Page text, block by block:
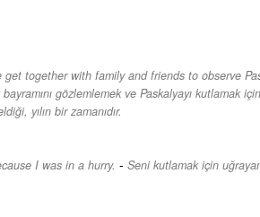
together with family and friends to observe
gözlemlemek ve Paskalyayı kutlamak
yılın bir zamanıdır.
I was in a hurry. - Seni kutlamak için